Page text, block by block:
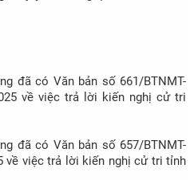
đã có Văn bản số 661/BTNMT-
về việc trả lời kiến nghị cử tri
đã có Văn bản số 657/BTNMT-
về việc trả lời kiến nghị cử tri tỉnh